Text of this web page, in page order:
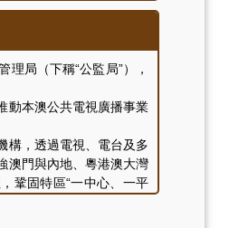
人員。
局（下稱“公監局”），
動本澳公共電視廣播事業
，透過電視、電台及多
澳門與內地、粵港澳大灣
鞏固特區“一中心、一平